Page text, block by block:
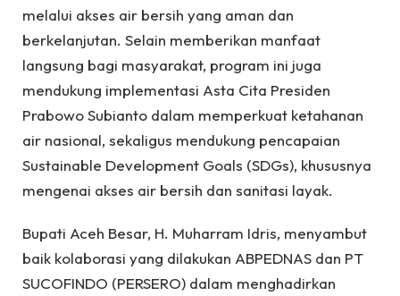
melalui akses air bersih yang aman dan
berkelanjutan. Selain memberikan manfaat
langsung bagi masyarakat, program ini juga
mendukung implementasi Asta Cita Presiden
Prabowo Subianto dalam memperkuat ketahanan
air nasional, sekaligus mendukung pencapaian
Sustainable Development Goals (SDGs), khususnya
mengenai akses air bersih dan sanitasi layak.
Bupati Aceh Besar, H. Muharram Idris, menyambut
baik kolaborasi yang dilakukan ABPEDNAS dan PT
SUCOFINDO (PERSERO) dalam menghadirkan